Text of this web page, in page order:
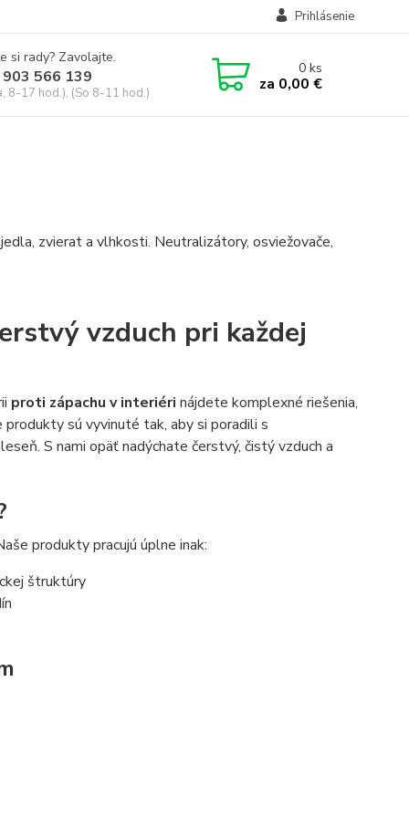
Prihlásenie
si rady? Zavolajte.
566 139
8-17 hod.), (So 8-11 hod.)
0ks
za 0,00 €
zvierat a vlhkosti. Neutralizátory, osviežovače,
vzduch pri každej
proti zápachu v interiéri nájdete komplexné riešenia,
produkty sú vyvinuté tak, aby si poradili s
S nami opäť nadýchate čerstvý, čistý vzduch a
produkty pracujú úplne inak:
štruktúry